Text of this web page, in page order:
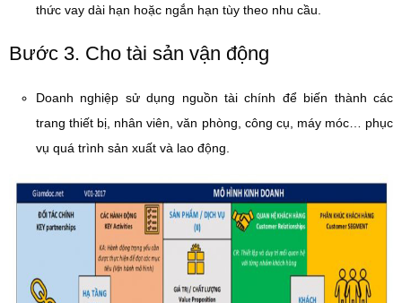
thức vay dài hạn hoặc ngắn hạn tùy theo nhu cầu.
Bước 3. Cho tài sản vận động
Doanh nghiệp sử dụng nguồn tài chính để biến thành các
trang thiết bị, nhân viên, văn phòng, công cụ, máy móc… phục
vụ quá trình sản xuất và lao động.